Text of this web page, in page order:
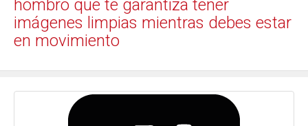
hombro que te garantiza tener
imágenes limpias mientras debes estar
en movimiento